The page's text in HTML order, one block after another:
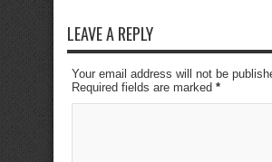
LEAVE A REPLY
Your email address will not be
Required fields are marked *